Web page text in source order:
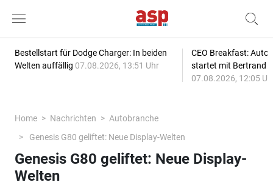
Bestellstart für Dodge Charger: In beiden
Welten auffällig 07.08.2026, 13:51 Uhr
CEO Breakfast:
startet mit Bertrand
07.08.2026, 12:05
Home Nachrichten
Autobranche
Genesis G80 geliftet: Neue Display-Welten
Genesis G80 geliftet: Neue Display-
Welten